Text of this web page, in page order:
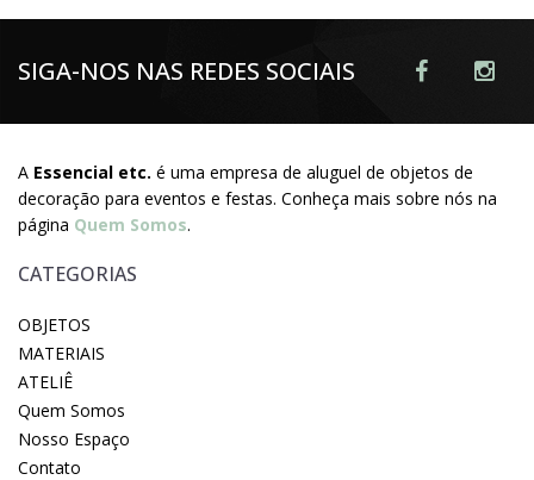
SIGA-NOS NAS REDES SOCIAIS
A Essencial etc. é uma empresa de aluguel de objetos de
decoração para eventos e festas. Conheça mais sobre nós na
página Quem Somos.
CATEGORIAS
OBJETOS
MATERIAIS
ATELIÊ
Quem Somos
Nosso Espaço
Contato